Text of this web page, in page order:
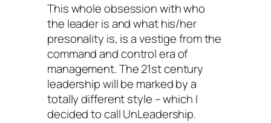
This whole obsession with who
the leader is and what his/her
presonality is, is a vestige from the
command and control era of
management. The 21st century
leadership will be marked by a
totally different style – which I
decided to call UnLeadership.